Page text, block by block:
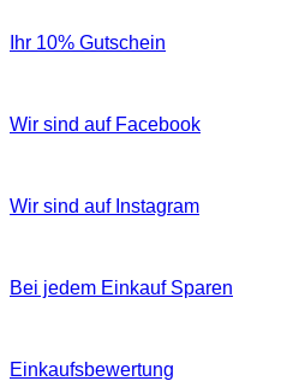
Ihr 10% Gutschein
Wir sind auf Facebook
Wir sind auf Instagram
Bei jedem Einkauf Sparen
Einkaufsbewertung